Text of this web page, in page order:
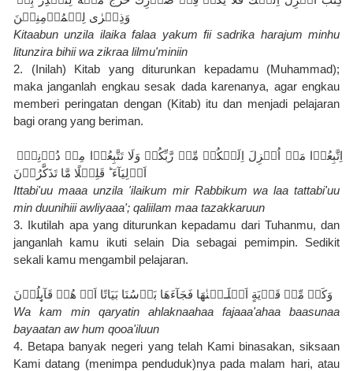
وَذِكۡرٰى لِلۡمُؤۡمِنِيۡنَ‏
Kitaabun unzila ilaika falaa yakum fii sadrika harajum minhu
litunzira bihii wa zikraa lilmu'miniin
2. (Inilah) Kitab yang diturunkan kepadamu (Muhammad);
maka janganlah engkau sesak dada karenanya, agar engkau
memberi peringatan dengan (Kitab) itu dan menjadi pelajaran
bagi orang yang beriman.
اَوۡلِيَآءَ‌ ؕ قَلِيۡلًا مَّا تَذَكَّرُوۡنَ
Ittabi'uu maaa unzila 'ilaikum mir Rabbikum wa laa tattabi'uu
min duunihiii awliyaaa'; qaliilam maa tazakkaruun
3. Ikutilah apa yang diturunkan kepadamu dari Tuhanmu, dan
janganlah kamu ikuti selain Dia sebagai pemimpin. Sedikit
sekali kamu mengambil pelajaran.
وَكَمۡ مِّنۡ قَرۡيَةٍ اَهۡلَـكۡنٰهَا فَجَآءَهَا بَاۡسُنَا بَيَاتًا اَوۡ هُمۡ قَآٮِٕلُوۡنَ
Wa kam min qaryatin ahlaknaahaa fajaaa'ahaa baasunaa
bayaatan aw hum qooa'iluun
4. Betapa banyak negeri yang telah Kami binasakan, siksaan
Kami datang (menimpa penduduk)nya pada malam hari, atau